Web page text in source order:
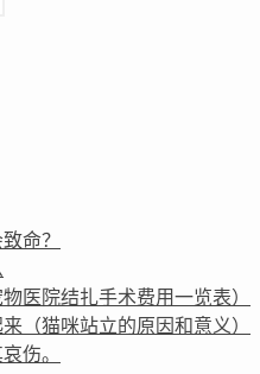
命？
医院结扎手术费用一览表）
（猫咪站立的原因和意义）
伤。